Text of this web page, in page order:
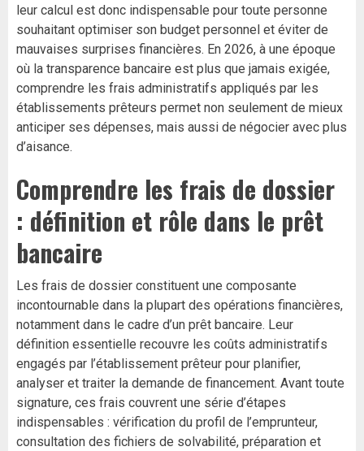
leur calcul est donc indispensable pour toute personne
souhaitant optimiser son budget personnel et éviter de
mauvaises surprises financières. En 2026, à une époque
où la transparence bancaire est plus que jamais exigée,
comprendre les frais administratifs appliqués par les
établissements prêteurs permet non seulement de mieux
anticiper ses dépenses, mais aussi de négocier avec plus
d’aisance.
Comprendre les frais de dossier
: définition et rôle dans le prêt
bancaire
Les frais de dossier constituent une composante
incontournable dans la plupart des opérations financières,
notamment dans le cadre d’un prêt bancaire. Leur
définition essentielle recouvre les coûts administratifs
engagés par l’établissement prêteur pour planifier,
analyser et traiter la demande de financement. Avant toute
signature, ces frais couvrent une série d’étapes
indispensables : vérification du profil de l’emprunteur,
consultation des fichiers de solvabilité, préparation et